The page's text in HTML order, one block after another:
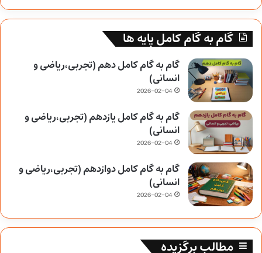
گام به گام کامل پایه ها
گام به گام کامل دهم (تجربی،ریاضی و
انسانی)
2026-02-04
گام به گام کامل یازدهم (تجربی،ریاضی و
انسانی)
2026-02-04
گام به گام کامل دوازدهم (تجربی،ریاضی و
انسانی)
2026-02-04
مطالب برگزیده